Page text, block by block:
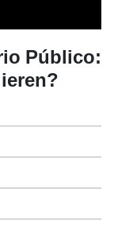
Público: